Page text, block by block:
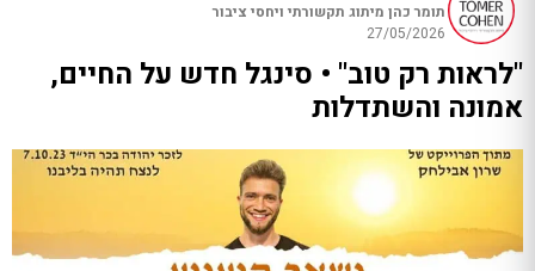
תומר כהן מיתוג תקשורתי ויחסי ציבור
27/05/2026
"לראות רק טוב" • סינגל חדש על החיים,
אמונה והשתדלות